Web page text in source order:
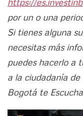
por un o una
Si tienes alguna
necesitas más
puedes hacerlo a
a la ciudadanía
Bogotá te